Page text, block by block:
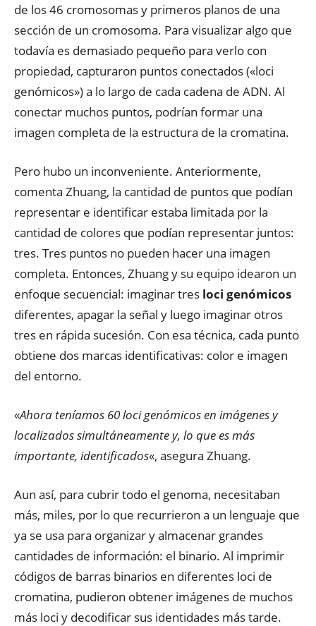
de los 46 cromosomas y primeros planos de una
sección de un cromosoma. Para visualizar algo que
todavía es demasiado pequeño para verlo con
propiedad, capturaron puntos conectados («loci
genómicos») a lo largo de cada cadena de ADN. Al
conectar muchos puntos, podrían formar una
imagen completa de la estructura de la cromatina.
Pero hubo un inconveniente. Anteriormente,
comenta Zhuang, la cantidad de puntos que podían
representar e identificar estaba limitada por la
cantidad de colores que podían representar juntos:
tres. Tres puntos no pueden hacer una imagen
completa. Entonces, Zhuang y su equipo idearon un
enfoque secuencial: imaginar tres loci genómicos
diferentes, apagar la señal y luego imaginar otros
tres en rápida sucesión. Con esa técnica, cada punto
obtiene dos marcas identificativas: color e imagen
del entorno.
«Ahora teníamos 60 loci genómicos en imágenes y
localizados simultáneamente y, lo que es más
importante, identificados«, asegura Zhuang.
Aun así, para cubrir todo el genoma, necesitaban
más, miles, por lo que recurrieron a un lenguaje que
ya se usa para organizar y almacenar grandes
cantidades de información: el binario. Al imprimir
códigos de barras binarios en diferentes loci de
cromatina, pudieron obtener imágenes de muchos
más loci y decodificar sus identidades más tarde.